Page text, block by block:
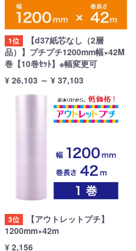
1位
【d37紙芯なし（2層
品）】プチプチ1200mm幅×42M
巻【10巻ｾｯﾄ】※幅変更可
¥ 26,103 ～ ¥ 37,103
3位
【アウトレットプチ】
1200mm×42m
¥ 2,156